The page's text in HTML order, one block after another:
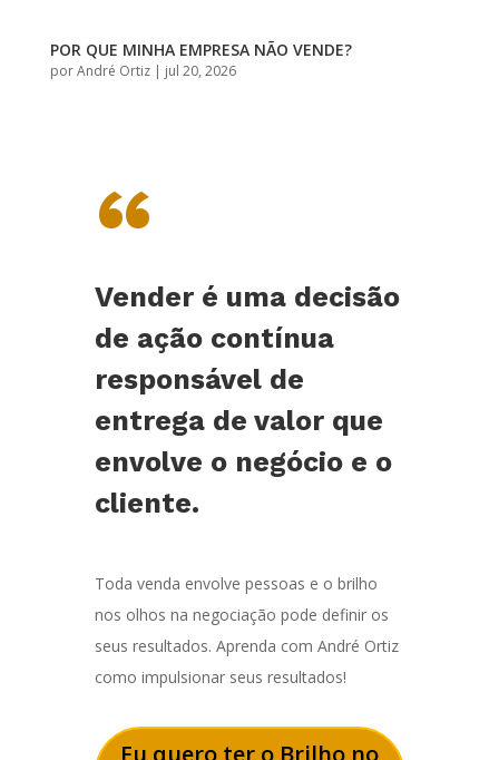
POR QUE MINHA EMPRESA NÃO VENDE?
porAndré Ortiz| jul 20, 2026
“
Vender é uma decisão
de ação contínua
responsável de
entrega de valor que
envolve o negócio e o
cliente.
Toda venda envolve pessoas e o brilho
nos olhos na negociação pode definir os
seus resultados. Aprenda com André Ortiz
como impulsionar seus resultados!
Eu quero ter o Brilho no